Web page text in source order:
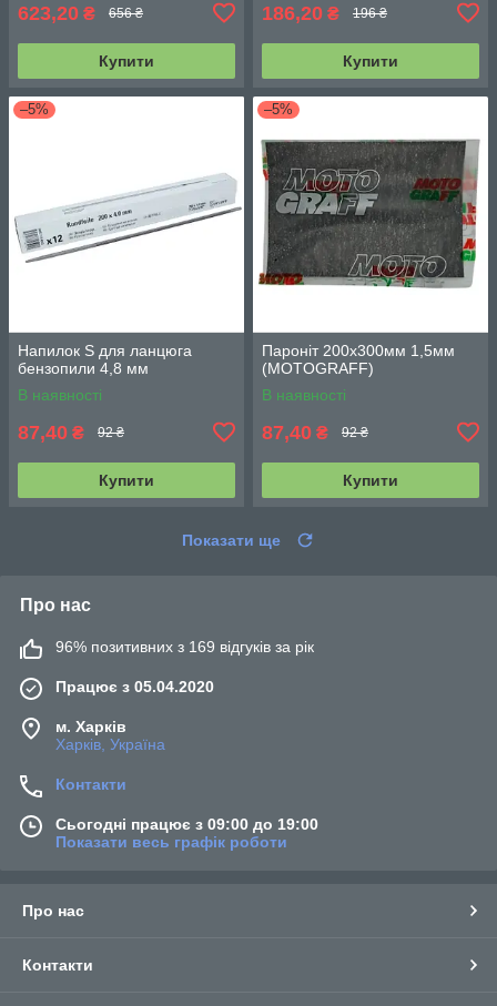
623,20 ₴ 656 ₴
Купити
186,20 ₴ 196 ₴
Купити
–5%
Напилок S для ланцюга
бензопили 4,8 мм
В наявності
87,40 ₴ 92 ₴
Купити
–5%
Пароніт 200х300мм 1,5мм
(MOTOGRAFF)
В наявності
87,40 ₴ 92 ₴
Купити
Показати ще
Про нас
96% позитивних з 169 відгуків за рік
Працює з 05.04.2020
м. Харків
Харків, Україна
Контакти
Сьогодні працює з 09:00 до 19:00
Показати весь графік роботи
Про нас
Контакти